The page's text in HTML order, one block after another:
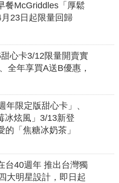
餐McGriddles「厚鬆
23日起限量回歸
心卡3/12限量開賣實
全年享買A送B優惠，
年限定版甜心卡」、
冰炫風」3/13新登
的「焦糖冰奶茶」
台40週年 推出台灣獨
大明星設計，即日起